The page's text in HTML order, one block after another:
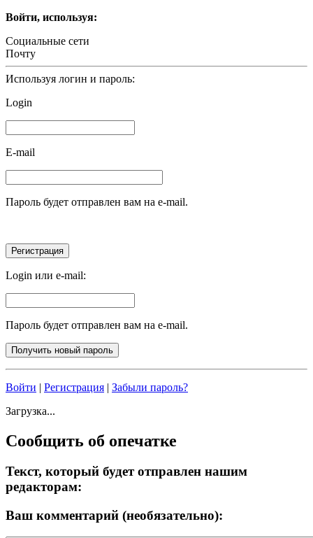
Войти, используя:
Социальные сети
Почту
Используя логин и пароль:
Login
E-mail
Пароль будет отправлен вам на e-mail.
Login или e-mail:
Пароль будет отправлен вам на e-mail.
Войти | Регистрация | Забыли пароль?
Загрузка...
Сообщить об опечатке
Текст, который будет отправлен нашим
редакторам:
Ваш комментарий (необязательно):